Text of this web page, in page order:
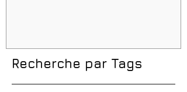
Recherche par Tags